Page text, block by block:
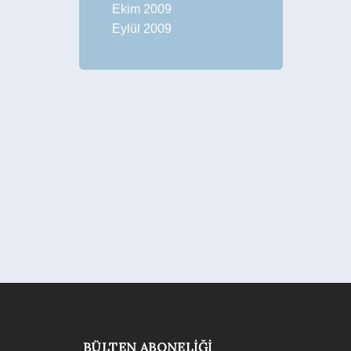
Ekim 2009
Eylül 2009
BÜLTEN ABONELIĞI